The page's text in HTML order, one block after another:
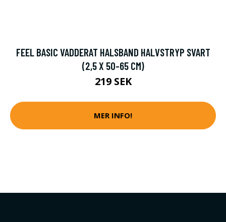
FEEL BASIC VADDERAT HALSBAND HALVSTRYP SVART
(2,5 X 50-65 CM)
219 SEK
MER INFO!